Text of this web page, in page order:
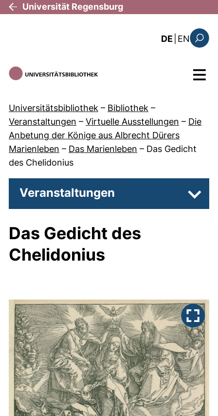
Direkt zum Inhalt
Universität Regensburg
DE EN: the
Menü
Universitätsbibliothek – Bibliothek –
Veranstaltungen – Virtuelle Ausstellungen – Die
Anbetung der Könige aus Albrecht Dürers
Marienleben – Das Marienleben – Das Gedicht
des Chelidonius
Veranstaltungen
Das Gedicht des
Chelidonius